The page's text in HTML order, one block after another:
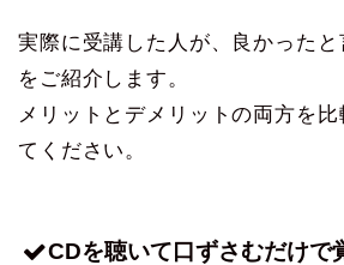
実際に受講した人が、良かった
をご紹介します。
メリットとデメリットの両方を
てください。
CDを聴いて口ずさむだけで